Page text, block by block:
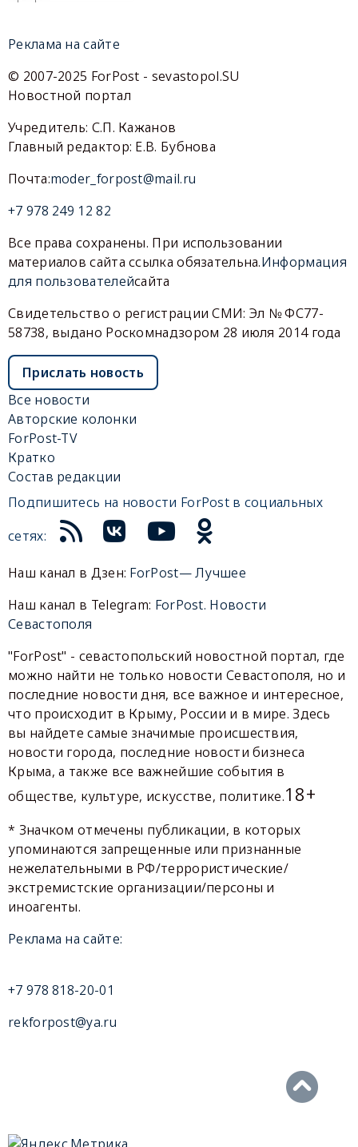
Реклама на сайте
© 2007-2025 ForPost - sevastopol.SU
Новостной портал
Учредитель: С.П. Кажанов
Главный редактор: Е.В. Бубнова
Почта:moder_forpost@mail.ru
+7 978 249 12 82
Все права сохранены. При использовании
материалов сайта ссылка обязательна.Информация
для пользователейсайта
Свидетельство о регистрации СМИ: Эл № ФС77-
58738, выдано Роскомнадзором 28 июля 2014 года
Прислать новость
Все новости
Авторские колонки
ForPost-TV
Кратко
Состав редакции
Подпишитесь на новости ForPost в социальных
сетях:
Наш канал в Дзен: ForPost— Лучшее
Наш канал в Telegram: ForPost. Новости
Севастополя
"ForPost" - севастопольский новостной портал, где
можно найти не только новости Севастополя, но и
последние новости дня, все важное и интересное,
что происходит в Крыму, России и в мире. Здесь
вы найдете самые значимые происшествия,
новости города, последние новости бизнеса
Крыма, а также все важнейшие события в
обществе, культуре, искусстве, политике.18+
* Значком отмечены публикации, в которых
упоминаются запрещенные или признанные
нежелательными в РФ/террористические/
экстремистские организации/персоны и
иноагенты.
Реклама на сайте:
+7 978 818-20-01
rekforpost@ya.ru